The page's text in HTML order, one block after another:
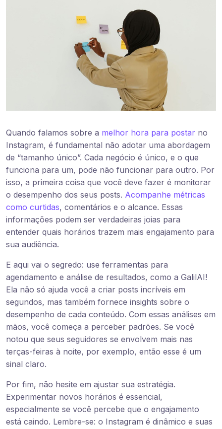
Quando falamos sobre a melhor hora para postar no
Instagram, é fundamental não adotar uma abordagem
de “tamanho único”. Cada negócio é único, e o que
funciona para um, pode não funcionar para outro. Por
isso, a primeira coisa que você deve fazer é monitorar
o desempenho dos seus posts. Acompanhe métricas
como curtidas, comentários e o alcance. Essas
informações podem ser verdadeiras joias para
entender quais horários trazem mais engajamento para
sua audiência.
E aqui vai o segredo: use ferramentas para
agendamento e análise de resultados, como a GalilAI!
Ela não só ajuda você a criar posts incríveis em
segundos, mas também fornece insights sobre o
desempenho de cada conteúdo. Com essas análises em
mãos, você começa a perceber padrões. Se você
notou que seus seguidores se envolvem mais nas
terças-feiras à noite, por exemplo, então esse é um
sinal claro.
Por fim, não hesite em ajustar sua estratégia.
Experimentar novos horários é essencial,
especialmente se você percebe que o engajamento
está caindo. Lembre-se: o Instagram é dinâmico e suas